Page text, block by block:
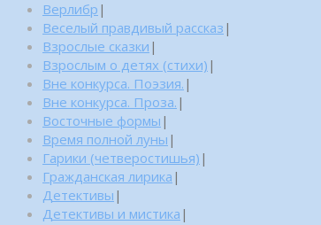
Верлибр |
Веселый правдивый рассказ |
Взрослые сказки |
Взрослым о детях (стихи) |
Вне конкурса. Поэзия. |
Вне конкурса. Проза. |
Восточные формы |
Время полной луны |
Гарики (четверостишья) |
Гражданская лирика |
Детективы |
Детективы и мистика |